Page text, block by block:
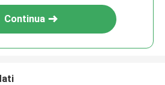
Continua